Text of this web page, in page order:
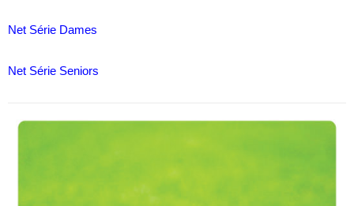
Net Série Dames
Net Série Seniors